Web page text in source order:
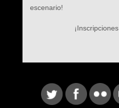
escenario!
¡Inscripciones